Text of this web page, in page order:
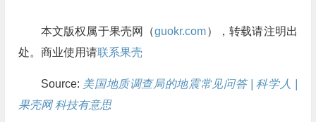
本文版权属于果壳网（guokr.com），转载请注明出
处。商业使用请联系果壳
Source: 美国地质调查局的地震常见问答 | 科学人 |
果壳网 科技有意思